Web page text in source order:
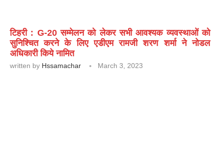
टिहरी : G-20 सम्मेलन को लेकर सभी आवश्यक व्यवस्थाओं को
सुनिश्चित करने के लिए एडीएम रामजी शरण शर्मा ने नोडल
अधिकारी किये नामित
written by Hssamachar March 3, 2023